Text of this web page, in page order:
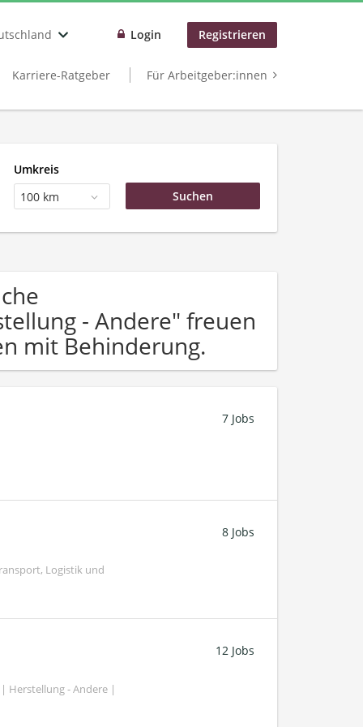
Login Registrieren
Karriere-Ratgeber Für Arbeitgeber:innen
Umkreis
100 km
- Andere" freuen
mit Behinderung.
7 Jobs
Logistik und
8 Jobs
Herstellung - Andere |
12 Jobs